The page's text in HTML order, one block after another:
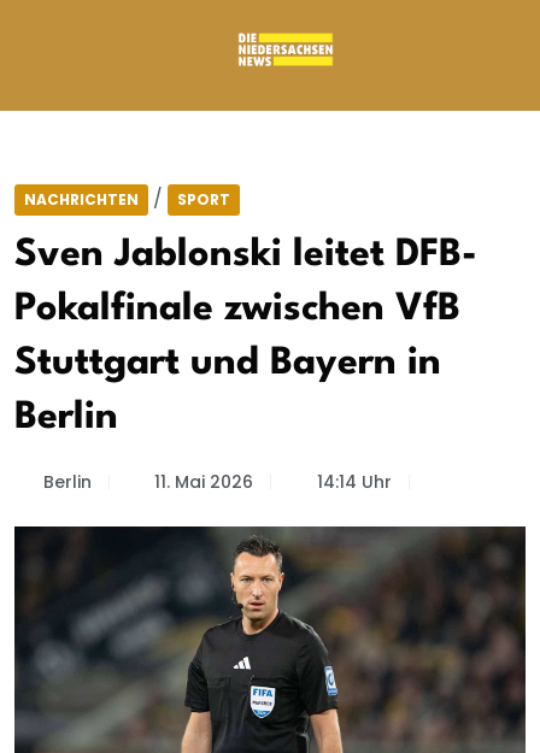
NACHRICHTEN / SPORT
Sven Jablonski leitet DFB-
Pokalfinale zwischen VfB
Stuttgart und Bayern in
Berlin
Berlin 11. Mai 2026 14:14 Uhr